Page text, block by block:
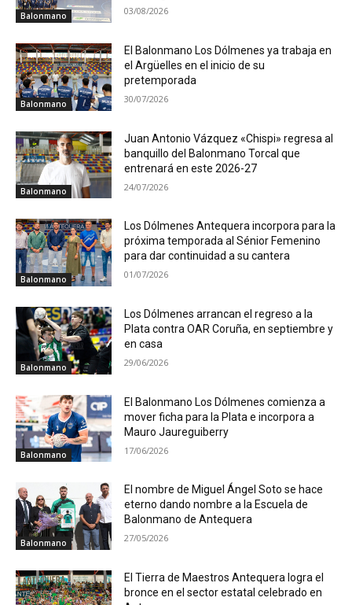
Balonmano 03/08/2026
Balonmano
El Balonmano Los Dólmenes ya trabaja en
el Argüelles en el inicio de su
pretemporada
30/07/2026
Balonmano
Juan Antonio Vázquez «Chispi» regresa al
banquillo del Balonmano Torcal que
entrenará en este 2026-27
24/07/2026
Balonmano
Los Dólmenes Antequera incorpora para la
próxima temporada al Sénior Femenino
para dar continuidad a su cantera
01/07/2026
Balonmano
Los Dólmenes arrancan el regreso a la
Plata contra OAR Coruña, en septiembre y
en casa
29/06/2026
Balonmano
El Balonmano Los Dólmenes comienza a
mover ficha para la Plata e incorpora a
Mauro Jaureguiberry
17/06/2026
Balonmano
El nombre de Miguel Ángel Soto se hace
eterno dando nombre a la Escuela de
Balonmano de Antequera
27/05/2026
El Tierra de Maestros Antequera logra el
bronce en el sector estatal celebrado en